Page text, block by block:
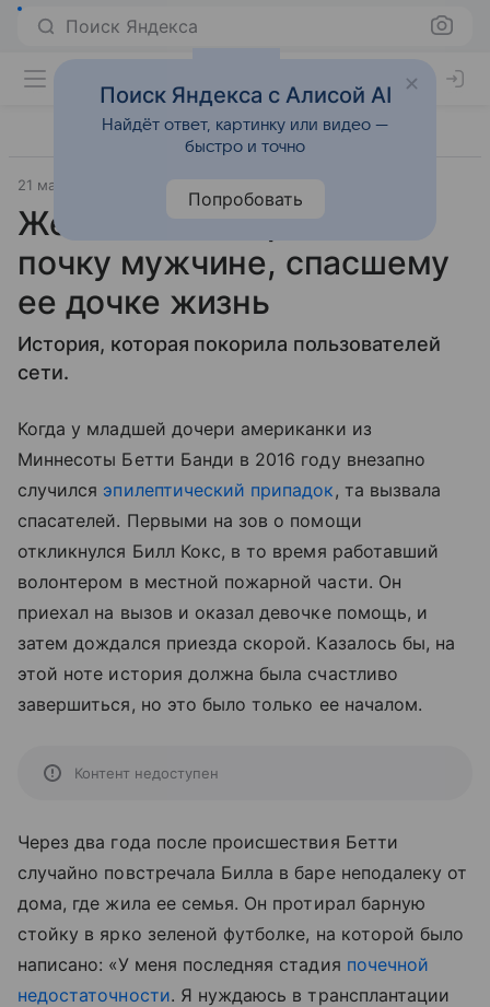
Поиск Яндекса
21 мая 2019
Женщина пожертвовала
почку мужчине, спасшему
ее дочке жизнь
История, которая покорила пользователей
сети.
Когда у младшей дочери американки из
Миннесоты Бетти Банди в 2016 году внезапно
случился эпилептический припадок, та вызвала
спасателей. Первыми на зов о помощи
откликнулся Билл Кокс, в то время работавший
волонтером в местной пожарной части. Он
приехал на вызов и оказал девочке помощь, и
затем дождался приезда скорой. Казалось бы, на
этой ноте история должна была счастливо
завершиться, но это было только ее началом.
Контент недоступен
Через два года после происшествия Бетти
случайно повстречала Билла в баре неподалеку от
дома, где жила ее семья. Он протирал барную
стойку в ярко зеленой футболке, на которой было
написано: «У меня последняя стадия почечной
недостаточности. Я нуждаюсь в трансплантации
Поиск Яндекса с Алисой AI
Найдёт ответ, картинку или видео —
быстро и точно
Попробовать